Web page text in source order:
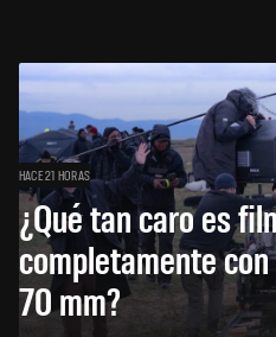
HACE 21 HORAS
¿Qué tan caro es
completamente
70 mm?